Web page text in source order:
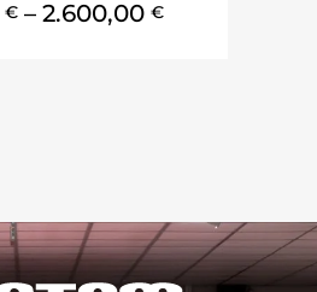
€ – 2.600,00 €